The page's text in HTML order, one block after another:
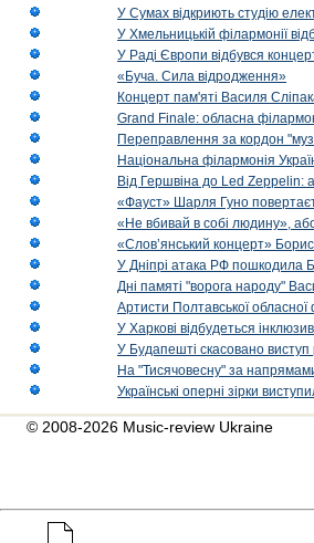
У Сумах відкриють студію
У Хмельницькій філармонії
У Раді Європи відбувся
«Буча. Сила відродження»
Концерт пам'яті Василя
Grand Finale: обласна
Переправлення за кордон
Національна філармонія
Від Гершвіна до Led Zeppelin:
«Фауст» Шарля Гуно
«Не вбивай в собі людину»,
«Слов’янський концерт»
У Дніпрі атака РФ пошкодила
Дні памяті "ворога народу"
Артисти Полтавської обласної
У Харкові відбудеться
У Будапешті скасовано виступ
На "Тисячовесну" за
Українські оперні зірки
© 2008-2026 Music-review Ukraine